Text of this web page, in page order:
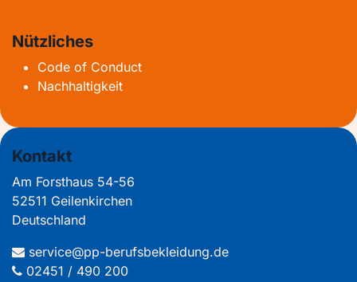
Nützliches
Code of Conduct
Nachhaltigkeit
Kontakt
Am Forsthaus 54-56
52511 Geilenkirchen
Deutschland
service@pp-berufsbekleidung.de
02451 / 490 200